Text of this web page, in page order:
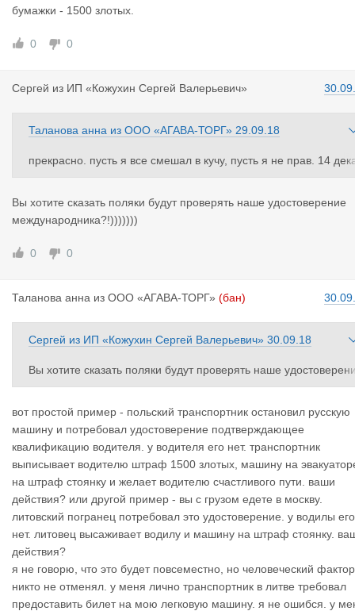
бумажки - 1500 злотых.
0 0
Сергей из ИП «Кожухин Сергей Валерьевич»
Таланова анна из ООО «АГАВА-ТОРГ» 29.09.18
прекрасно. пусть я все смешал в кучу, пусть я не прав. 14
Вы хотите сказать поляки будут проверять наше удостоверение
международника?!)))))))
0 0
Таланова анна из ООО «АГАВА-ТОРГ» (бан)
Сергей из ИП «Кожухин Сергей Валерьевич» 30.09.18
Вы хотите сказать поляки будут проверять наше
е международника?!)))))))
вот простой пример - польский транспортник остановил русскую
машину и потребовал удостоверение подтверждающее
квалификацию водителя. у водителя его нет. транспортник
выписывает водителю штраф 1500 злотых, машину на
на штраф стоянку и желает водителю счастливого пути. ваши
действия? или другой пример - вы с грузом едете в москву.
литовский погранец потребовал это удостоверение. у водилы его
нет. литовец высаживает водилу и машину на штраф стоянку.
действия?
я не говорю, что это будет повсеместно, но человеческий фактор
никто не отменял. у меня лично транспортник в литве требовал
предоставить билет на мою легковую машину. я не ошибся. у